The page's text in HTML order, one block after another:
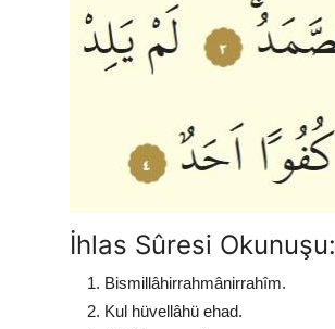
İhlas Sûresi Okunuşu:
Bismillâhirrahmânirrahîm.
Kul hüvellâhü ehad.